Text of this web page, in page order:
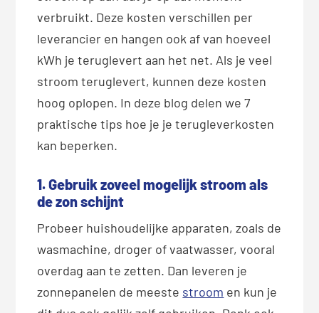
verbruikt. Deze kosten verschillen per
leverancier en hangen ook af van hoeveel
kWh je teruglevert aan het net. Als je veel
stroom teruglevert, kunnen deze kosten
hoog oplopen. In deze blog delen we 7
praktische tips hoe je je terugleverkosten
kan beperken.
1. Gebruik zoveel mogelijk stroom als
de zon schijnt
Probeer huishoudelijke apparaten, zoals de
wasmachine, droger of vaatwasser, vooral
overdag aan te zetten. Dan leveren je
zonnepanelen de meeste stroom en kun je